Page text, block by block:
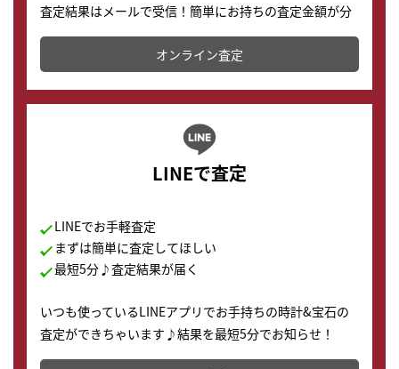
査定結果はメールで受信！簡単にお持ちの査定金額が分
かります。
オンライン査定
LINEで査定
LINEでお手軽査定
まずは簡単に査定してほしい
最短5分♪査定結果が届く
いつも使っているLINEアプリでお手持ちの時計&宝石の
査定ができちゃいます♪結果を最短5分でお知らせ！
どこからでもすぐに査定金額を知ることが出来ます。